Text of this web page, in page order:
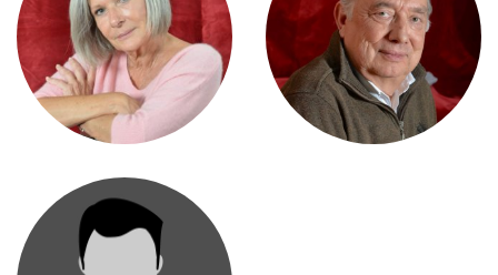
EVELYNE SPAETER YVES GIROD